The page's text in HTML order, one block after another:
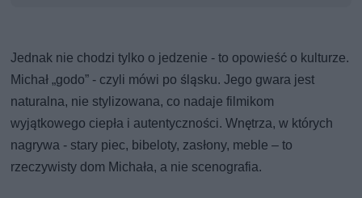
Jednak nie chodzi tylko o jedzenie - to opowieść o kulturze.
Michał „godo” - czyli mówi po śląsku. Jego gwara jest
naturalna, nie stylizowana, co nadaje filmikom
wyjątkowego ciepła i autentyczności. Wnętrza, w których
nagrywa - stary piec, bibeloty, zasłony, meble – to
rzeczywisty dom Michała, a nie scenografia.